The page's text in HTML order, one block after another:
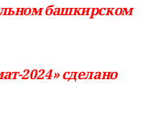
башкирском
2024» сделано